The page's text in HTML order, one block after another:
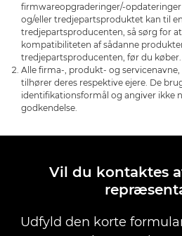
firmwareopgraderinger/-
og/eller tredjepartsproduktet kan til
tredjepartsproducenten, så sørg for
kompatibiliteten af sådanne
tredjepartsproducenten, før du køber.
Alle firma-, produkt- og
tilhører deres respektive ejere. De
identifikationsformål og angiver ikke
godkendelse.
Vil du kontaktes
Udfyld den korte